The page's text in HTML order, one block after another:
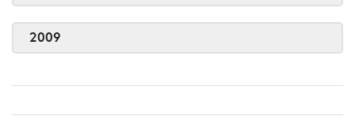
2009